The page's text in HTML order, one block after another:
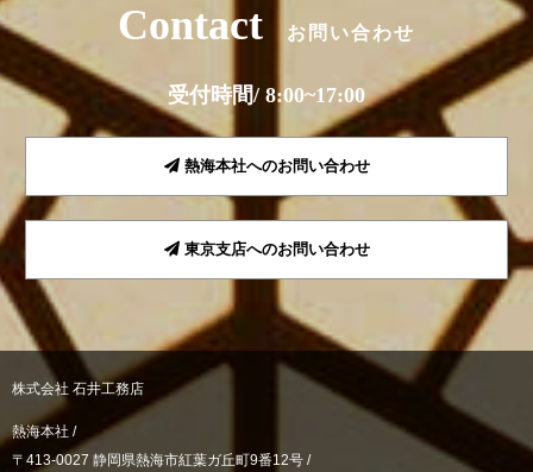
Contact お問い合わせ
受付時間/ 8:00~17:00
熱海本社へのお問い合わせ
東京支店へのお問い合わせ
株式会社 石井工務店
熱海本社 /
〒413-0027 静岡県熱海市紅葉ガ丘町9番12号 /